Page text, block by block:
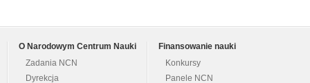
O Narodowym Centrum Nauki
Zadania NCN
Dyrekcja
Finansowanie nauki
Konkursy
Panele NCN